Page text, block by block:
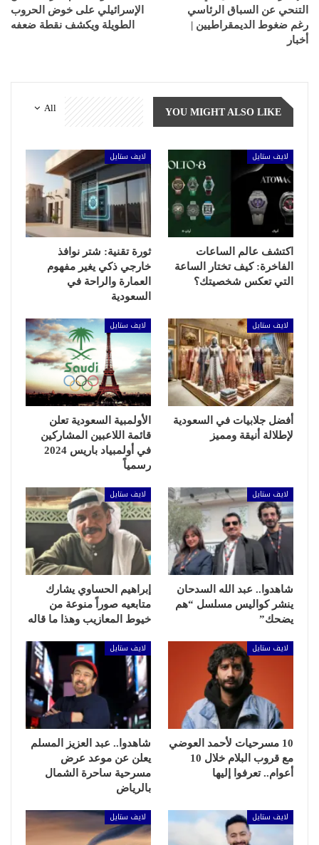
التنحي عن السباق الرئاسي
رغم ضغوط الديمقراطيين |
أخبار
الإسرائيلي على خوض الحروب
الطويلة ويكشف نقطة ضعفه
All YOU MIGHT ALSO LIKE
لايف ستايل
اكتشف عالم الساعات
الفاخرة: كيف تختار الساعة
التي تعكس شخصيتك؟
لايف ستايل
ثورة تقنية: شتر نوافذ
خارجي ذكي يغير مفهوم
العمارة والراحة في
السعودية
لايف ستايل
أفضل جلابيات في السعودية
لإطلالة أنيقة ومميز
لايف ستايل
الأولمبية السعودية تعلن
قائمة اللاعبين المشاركين
في أولمبياد باريس 2024
رسمياً
لايف ستايل
شاهدوا.. عبد الله السدحان
ينشر كواليس مسلسل “هم
يضحك”
لايف ستايل
إبراهيم الحساوي يشارك
متابعيه صوراً منوعة من
خيوط المعازيب وهذا ما قاله
لايف ستايل
10 مسرحيات لأحمد العوضي
مع قروب البلام خلال 10
أعوام.. تعرفوا إليها
لايف ستايل
شاهدوا.. عبد العزيز المسلم
يعلن عن موعد عرض
مسرحية ساحرة الشمال
بالرياض
لايف ستايل لايف ستايل